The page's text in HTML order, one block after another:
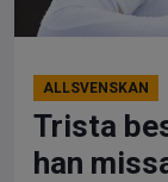
ALLSVENSKAN
Trista
han